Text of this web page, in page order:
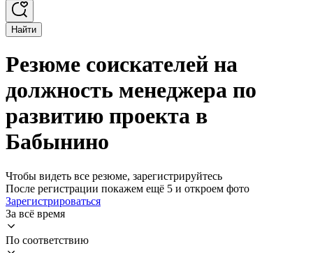
Найти
Резюме соискателей на
должность менеджера по
развитию проекта в
Бабынино
Чтобы видеть все резюме, зарегистрируйтесь
После регистрации покажем ещё 5 и откроем фото
Зарегистрироваться
За всё время
По соответствию